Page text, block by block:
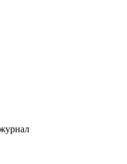
«Рынок капитала